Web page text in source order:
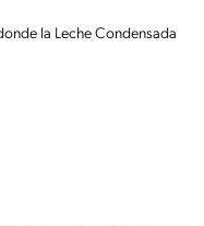
la Leche Condensada